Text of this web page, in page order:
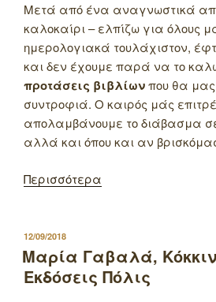
Μετά από ένα αναγνωστικά
καλοκαίρι – ελπίζω για όλους
ημερολογιακά τουλάχιστον,
και δεν έχουμε παρά να το
προτάσεις βιβλίωνπου θα
συντροφιά. Ο καιρός μάς
απολαμβάνουμε το διάβασμα
αλλά και όπου και αν
Περισσότερα
ΔΗΜΟΣΙΕΥΤΗΚΕ
ΣΤΙΣ
12/09/2018
Μαρία Γαβαλά,
Εκδόσεις Πόλις